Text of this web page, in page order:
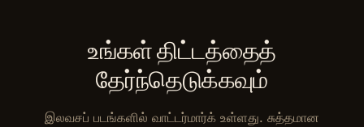
உங்கள் திட்டத்தைத்
தேர்ந்தெடுக்கவும்
இலவசப் படங்களில் வாட்டர்மார்க் உள்ளது. சுத்தமான